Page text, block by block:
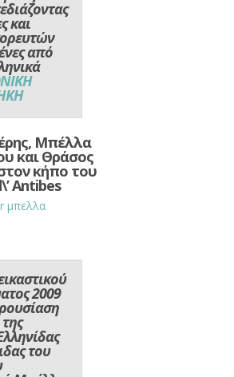
και
από
Μπέλλα
και Θράσος
κήπο του
Antibes
2009
του